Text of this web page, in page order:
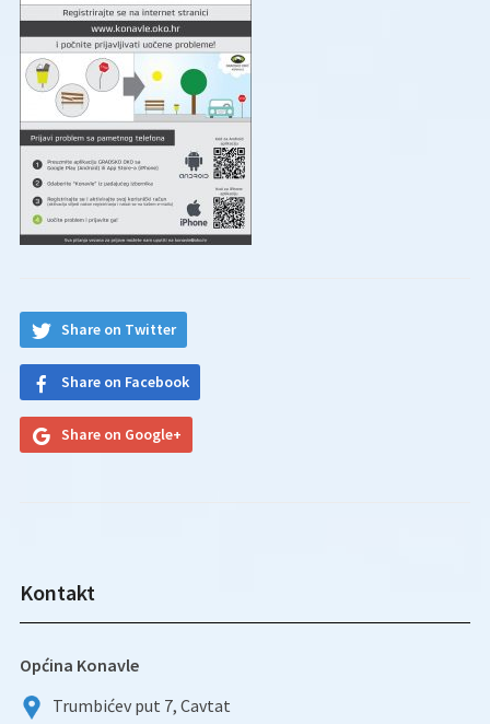
Share on Twitter
Share on Facebook
Share on Google+
Kontakt
Općina Konavle
Trumbićev put 7, Cavtat